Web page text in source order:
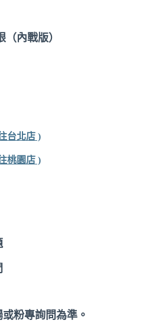
內戰版）
台北店 )
桃園店 )
粉專詢問為準。